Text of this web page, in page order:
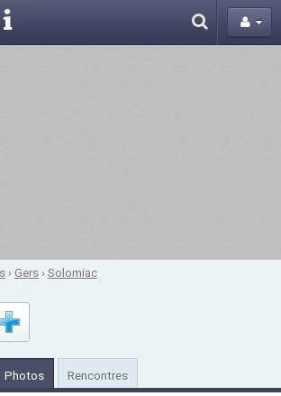
›Gers ›Solomiac
Photos Rencontres